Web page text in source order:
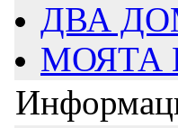
ДВА
МОЯТА